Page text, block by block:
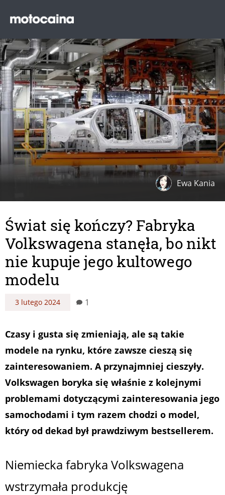
Ewa Kania
Świat się kończy? Fabryka
Volkswagena stanęła, bo nikt
nie kupuje jego kultowego
modelu
3 lutego 2024 1
Czasy i gusta się zmieniają, ale są takie
modele na rynku, które zawsze cieszą się
zainteresowaniem. A przynajmniej cieszyły.
Volkswagen boryka się właśnie z kolejnymi
problemami dotyczącymi zainteresowania jego
samochodami i tym razem chodzi o model,
który od dekad był prawdziwym bestsellerem.
Niemiecka fabryka Volkswagena
wstrzymała produkcję